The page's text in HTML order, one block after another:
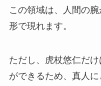
この領域は、人間の
形で現れます。
ただし、虎杖悠仁だ
ができるため、真人